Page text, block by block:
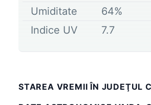
Umiditate
64%
Indice UV
7.7
STAREA VREMII ÎN JUDEŢUL